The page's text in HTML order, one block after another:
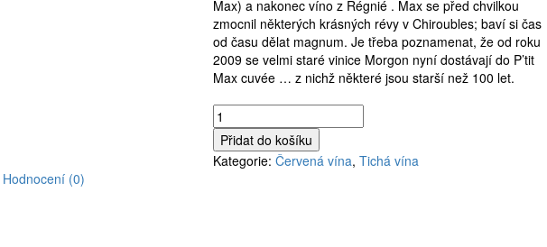
Max) a nakonec víno z Régnié . Max se před chvilkou
zmocnil některých krásných révy v Chiroubles; baví si čas
od času dělat magnum. Je třeba poznamenat, že od roku
2009 se velmi staré vinice Morgon nyní dostávají do P’tit
Max cuvée … z nichž některé jsou starší než 100 let.
Domaine
Guy
Breton,
FLEURIE
Přidat do košíku
Kategorie: Červená vína, Tichá vína
Hodnocení (0)